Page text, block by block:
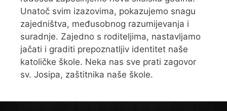
Unatoč svim izazovima, pokazujemo snagu
zajedništva, međusobnog razumijevanja i
suradnje. Zajedno s roditeljima, nastavljamo
jačati i graditi prepoznatljiv identitet naše
katoličke škole. Neka nas sve prati zagovor
sv. Josipa, zaštitnika naše škole.